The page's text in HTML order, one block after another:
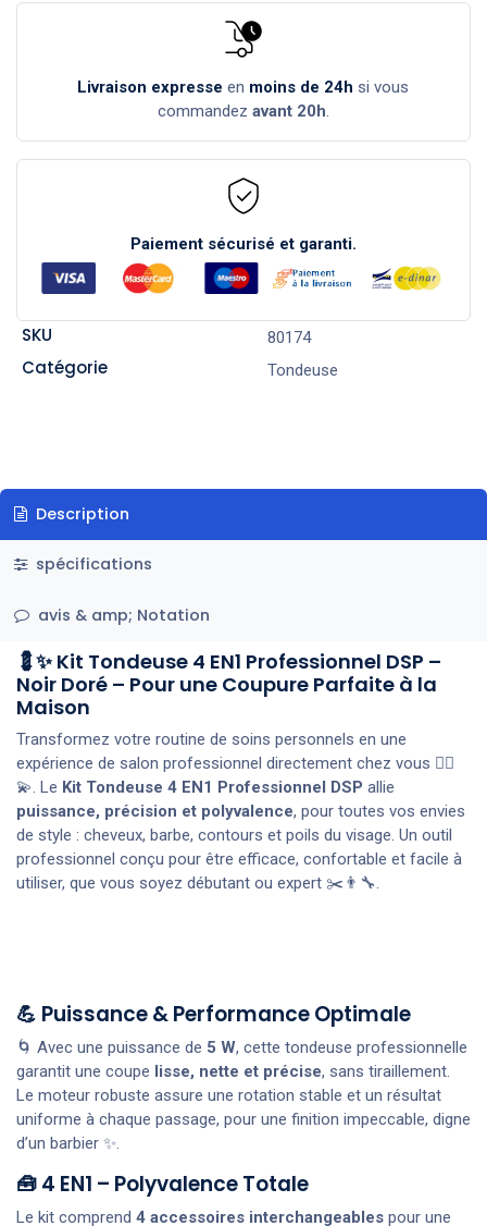
Livraison expresse en moins de 24h si vous
commandez avant 20h.
Paiement sécurisé et garanti.
SKU 80174
Catégorie Tondeuse
Description
spécifications
avis & amp; Notation
💈✨ Kit Tondeuse 4 EN1 Professionnel DSP –
Noir Doré – Pour une Coupure Parfaite à la
Maison
Transformez votre routine de soins personnels en une
expérience de salon professionnel directement chez vous 💆‍♂️
💫. Le Kit Tondeuse 4 EN1 Professionnel DSP allie
puissance, précision et polyvalence, pour toutes vos envies
de style : cheveux, barbe, contours et poils du visage. Un outil
professionnel conçu pour être efficace, confortable et facile à
utiliser, que vous soyez débutant ou expert ✂️👨‍🔧.
💪 Puissance & Performance Optimale
🌀 Avec une puissance de 5 W, cette tondeuse professionnelle
garantit une coupe lisse, nette et précise, sans tiraillement.
Le moteur robuste assure une rotation stable et un résultat
uniforme à chaque passage, pour une finition impeccable, digne
d’un barbier ✨.
🧰 4 EN1 – Polyvalence Totale
Le kit comprend 4 accessoires interchangeables pour une